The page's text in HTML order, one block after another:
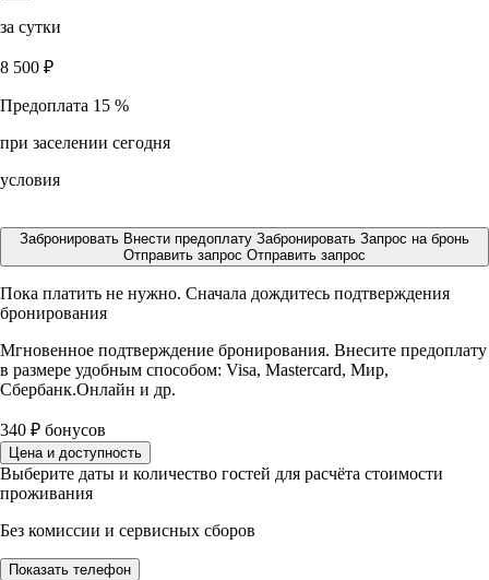
за сутки
8 500 ₽
Предоплата 15 %
при заселении сегодня
условия
Забронировать Внести предоплату Забронировать Запрос на бронь
Отправить запрос Отправить запрос
Пока платить не нужно. Сначала дождитесь подтверждения
бронирования
Мгновенное подтверждение бронирования. Внесите предоплату
в размере удобным способом: Visa, Mastercard, Мир,
Сбербанк.Онлайн и др.
340 ₽ бонусов
Цена и доступность
Выберите даты и количество гостей для расчёта стоимости
проживания
Без комиссии и сервисных сборов
Показать телефон